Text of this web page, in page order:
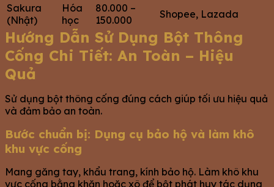
Sakura
(Nhật)
Hóa
học
80.000 –
150.000
Shopee, Lazada
Hướng Dẫn Sử Dụng Bột Thông
Cống Chi Tiết: An Toàn – Hiệu
Quả
Sử dụng bột thông cống đúng cách giúp tối ưu hiệu quả
và đảm bảo an toàn.
Bước chuẩn bị: Dụng cụ bảo hộ và làm khô
khu vực cống
Mang găng tay, khẩu trang, kính bảo hộ. Làm khô khu
vực cống bằng khăn hoặc xô để bột phát huy tác dụng